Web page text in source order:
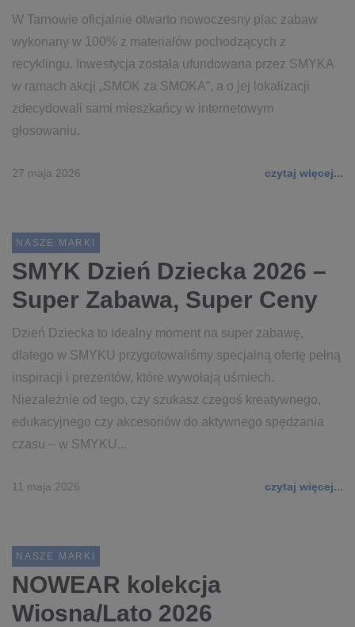
W Tarnowie oficjalnie otwarto nowoczesny plac zabaw
wykonany w 100% z materiałów pochodzących z
recyklingu. Inwestycja została ufundowana przez SMYKA
w ramach akcji „SMOK za SMOKA”, a o jej lokalizacji
zdecydowali sami mieszkańcy w internetowym
głosowaniu.
27 maja 2026 czytaj więcej...
NASZE MARKI
SMYK Dzień Dziecka 2026 –
Super Zabawa, Super Ceny
Dzień Dziecka to idealny moment na super zabawę,
dlatego w SMYKU przygotowaliśmy specjalną ofertę pełną
inspiracji i prezentów, które wywołają uśmiech.
Niezależnie od tego, czy szukasz czegoś kreatywnego,
edukacyjnego czy akcesoriów do aktywnego spędzania
czasu – w SMYKU...
11 maja 2026 czytaj więcej...
NASZE MARKI
NOWEAR kolekcja
Wiosna/Lato 2026